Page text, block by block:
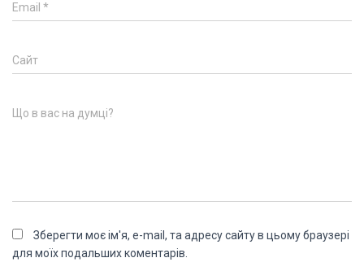
Email *
Сайт
Що в вас на думці?
Зберегти моє ім'я, e-mail, та адресу сайту в цьому браузері
для моїх подальших коментарів.